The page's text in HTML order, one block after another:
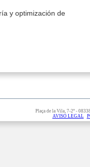
y optimización de